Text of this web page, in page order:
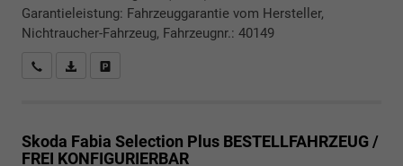
Garantieleistung: Fahrzeuggarantie vom Hersteller,
Nichtraucher-Fahrzeug, Fahrzeugnr.: 40149
Rückrufbitte absenden
PDF-Datei, Fahrzeugexposé drucken
Skoda Fabia Selection Plus BESTELLFAHRZEUG /
FREI KONFIGURIERBAR